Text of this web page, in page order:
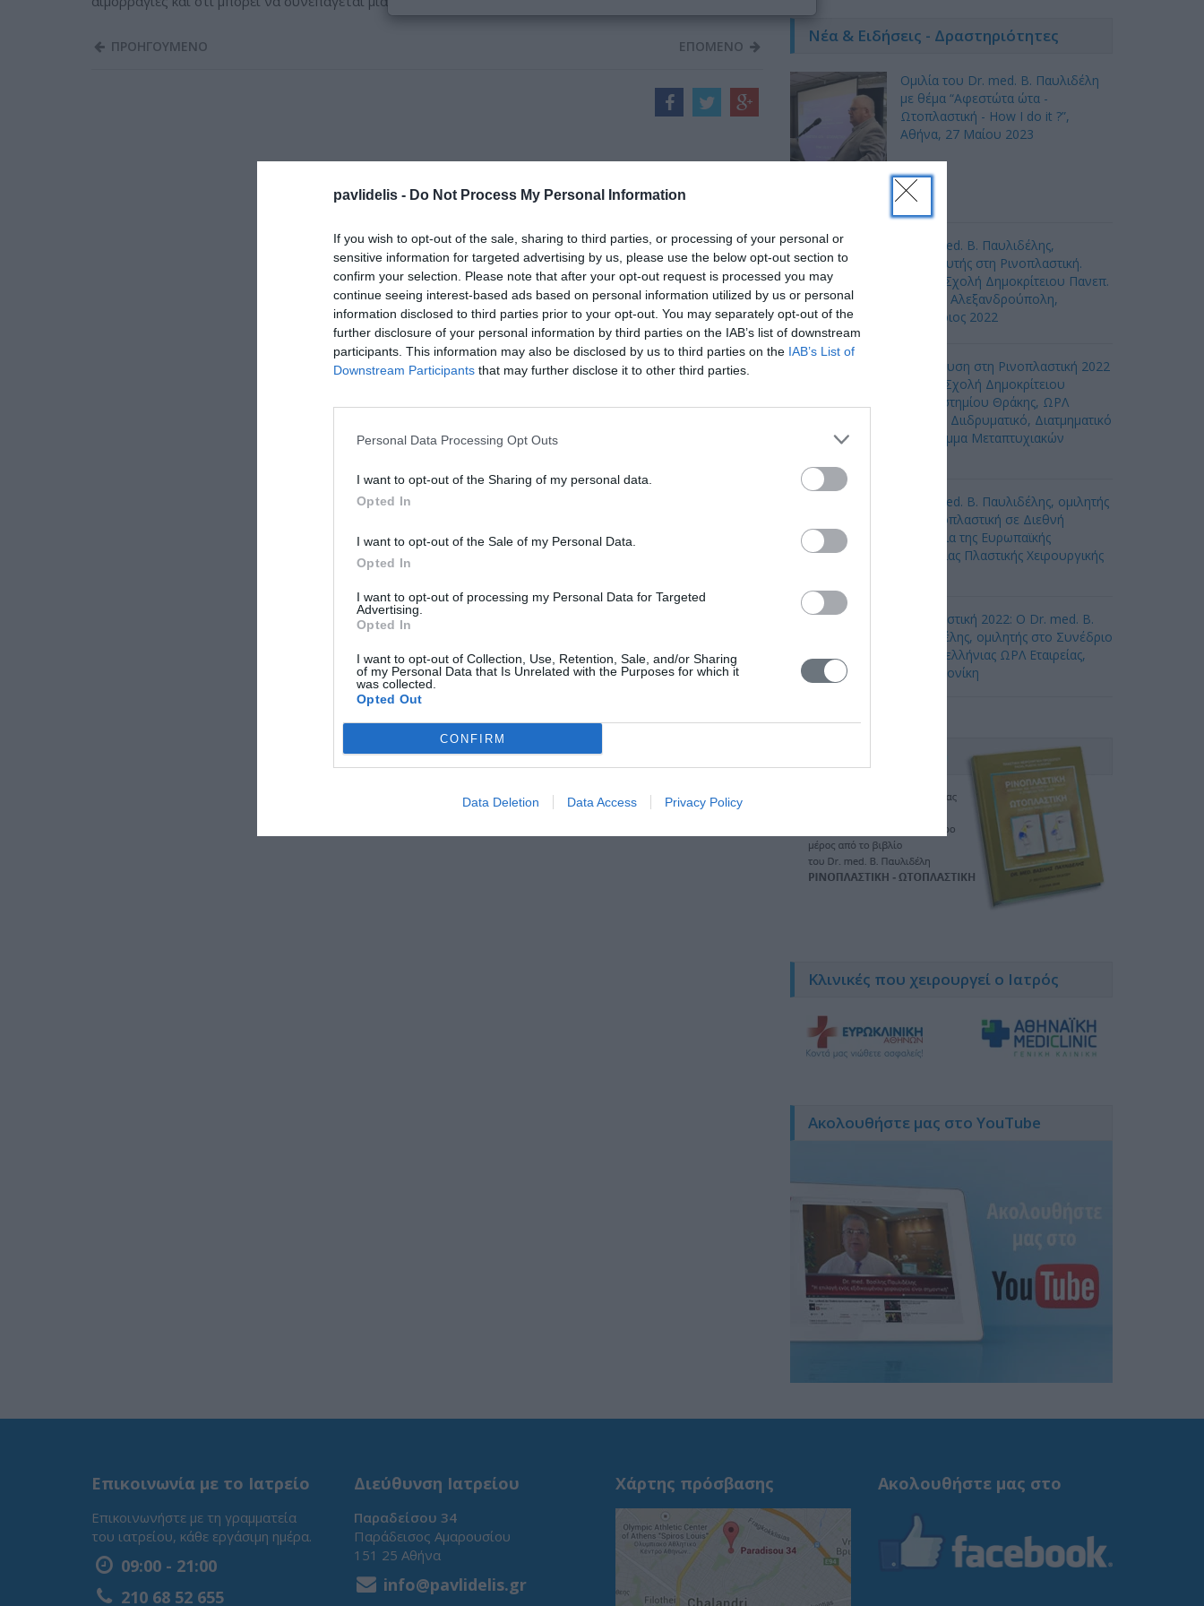
pavlidelis - Do Not Process My Personal Information
If you wish to opt-out of the sale, sharing to third parties, or processing of your personal or
sensitive information for targeted advertising by us, please use the below opt-out section to
confirm your selection. Please note that after your opt-out request is processed you may
continue seeing interest-based ads based on personal information utilized by us or personal
information disclosed to third parties prior to your opt-out. You may separately opt-out of the
further disclosure of your personal information by third parties on the IAB’s list of downstream
participants. This information may also be disclosed by us to third parties on the IAB’s List of
Downstream Participants that may further disclose it to other third parties.
Personal Data Processing Opt Outs
I want to opt-out of the Sharing of my personal data.
Opted In
I want to opt-out of the Sale of my Personal Data.
Opted In
I want to opt-out of processing my Personal Data for Targeted
Advertising.
Opted In
I want to opt-out of Collection, Use, Retention, Sale, and/or Sharing
of my Personal Data that Is Unrelated with the Purposes for which it
was collected.
Opted Out
CONFIRM
Data Deletion Data Access Privacy Policy
ΠΡΟΗΓΟΥΜΕΝΟ ΕΠΟΜΕΝΟ
Νέα & Ειδήσεις - Δραστηριότητες
Ομιλία του Dr. med. B. Παυλιδέλη
με θέμα “Αφεστώτα ώτα -
Ωτοπλαστική - How I do it ?”,
Αθήνα, 27 Mαίου 2023
Ο Dr. med. Β. Παυλιδέλης,
εκπαιδευτής στη Ρινοπλαστική.
Ιατρική Σχολή Δημοκρίτειου Πανεπ.
Θράκης, Αλεξανδρούπολη,
Ιανουάριος 2022
Εκπαίδευση στη Ρινοπλαστική 2022
Ιατρική Σχολή Δημοκρίτειου
Πανεπιστημίου Θράκης, ΩΡΛ
Κλινική, Διιδρυματικό, Διατμηματικό
Πρόγραμμα Μεταπτυχιακών
Ο Dr. med. B. Παυλιδέλης, ομιλητής
για Ρινοπλαστική σε Διεθνή
Συνέδρια της Ευρωπαϊκής
Ακαδημίας Πλαστικής Χειρουργικής
Ωτοπλαστική 2022: Ο Dr. med. B.
Παυλιδέλης, ομιλητής στο Συνέδριο
της Πανελλήνιας ΩΡΛ Εταιρείας,
Θεσσαλονίκη
Κλινικές που χειρουργεί ο Ιατρός
Ακολουθήστε μας στο YouTube
Επικοινωνία με το Ιατρείο
Επικοινωνήστε με τη γραμματεία
του ιατρείου, κάθε εργάσιμη ημέρα.
09:00 - 21:00
210 68 52 655
Διεύθυνση Ιατρείου
Παραδείσου 34
Παράδεισος Αμαρουσίου
151 25 Αθήνα
info@pavlidelis.gr
Χάρτης πρόσβασης Ακολουθήστε μας στο